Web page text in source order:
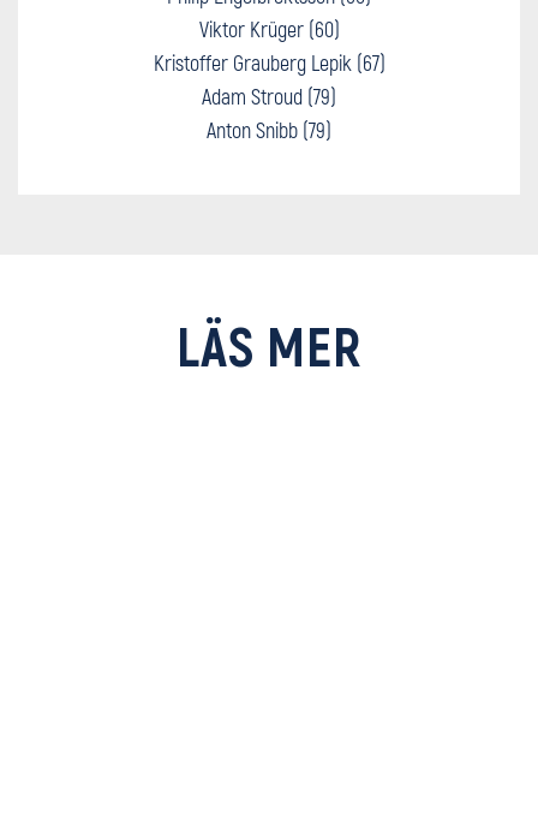
Viktor Krüger (60)
Kristoffer Grauberg Lepik (67)
Adam Stroud (79)
Anton Snibb (79)
LÄS MER